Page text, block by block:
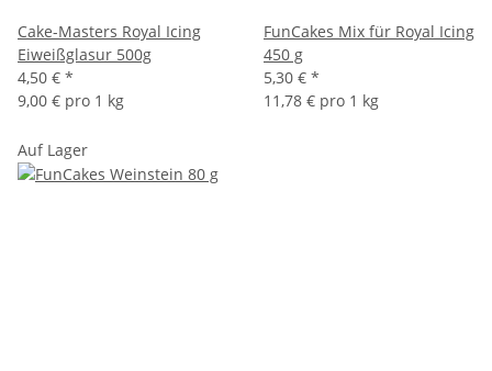
Cake-Masters Royal Icing
Eiweißglasur 500g
4,50 € *
9,00 € pro 1 kg
FunCakes Mix für Royal Icing
450 g
5,30 € *
11,78 € pro 1 kg
Auf Lager